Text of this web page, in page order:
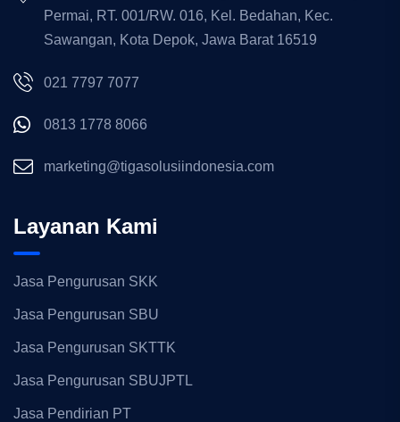
Permai, RT. 001/RW. 016, Kel. Bedahan, Kec.
Sawangan, Kota Depok, Jawa Barat 16519
021 7797 7077
0813 1778 8066
marketing@tigasolusiindonesia.com
Layanan Kami
Jasa Pengurusan SKK
Jasa Pengurusan SBU
Jasa Pengurusan SKTTK
Jasa Pengurusan SBUJPTL
Jasa Pendirian PT